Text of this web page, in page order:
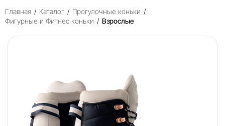
Главная / Каталог / Прогулочные коньки /
Фигурные и Фитнес коньки / Взрослые